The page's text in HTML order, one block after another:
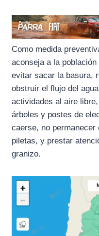
Como medida
aconseja a la
evitar sacar la basura,
obstruir el flujo del
actividades al aire
árboles y postes de
caerse, no
piletas, y prestar
granizo.